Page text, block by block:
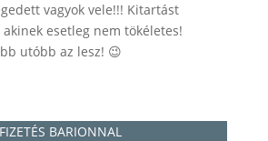
vagyok vele!!! Kitartást
akinek esetleg nem tökéletes!
utóbb az lesz! 😉
BARIONNAL